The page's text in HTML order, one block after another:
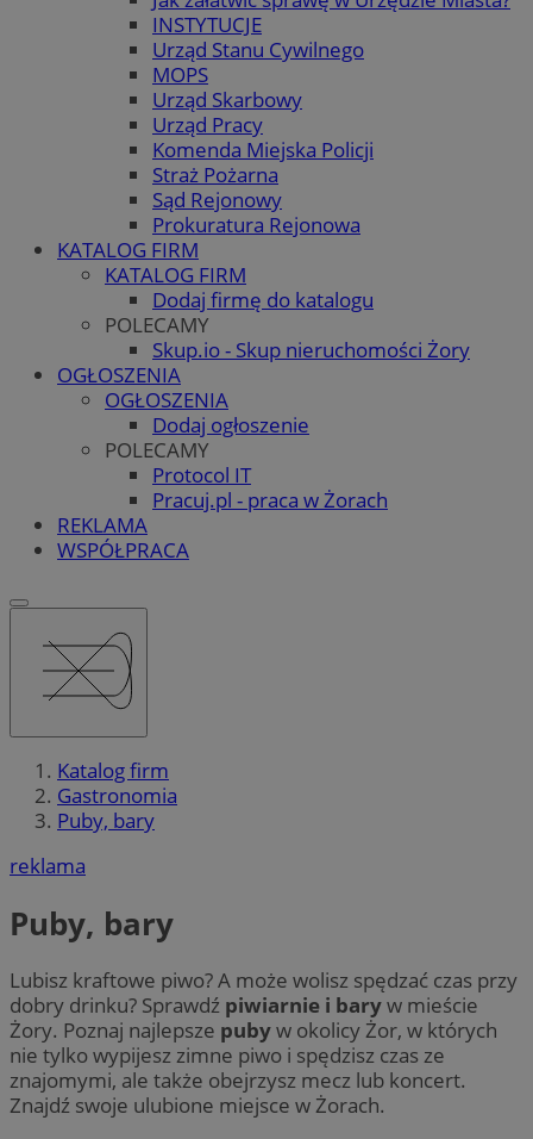
INSTYTUCJE
Urząd Stanu Cywilnego
MOPS
Urząd Skarbowy
Urząd Pracy
Komenda Miejska Policji
Straż Pożarna
Sąd Rejonowy
Prokuratura Rejonowa
KATALOG FIRM
KATALOG FIRM
Dodaj firmę do katalogu
POLECAMY
Skup.io - Skup nieruchomości Żory
OGŁOSZENIA
OGŁOSZENIA
Dodaj ogłoszenie
POLECAMY
Protocol IT
Pracuj.pl - praca w Żorach
REKLAMA
WSPÓŁPRACA
Katalog firm
Gastronomia
Puby, bary
reklama
Puby, bary
Lubisz kraftowe piwo? A może wolisz spędzać czas przy
dobry drinku? Sprawdź piwiarnie i baryw mieście
Żory. Poznaj najlepsze pubyw okolicy Żor, w których
nie tylko wypijesz zimne piwo i spędzisz czas ze
znajomymi, ale także obejrzysz mecz lub koncert.
Znajdź swoje ulubione miejsce w Żorach.